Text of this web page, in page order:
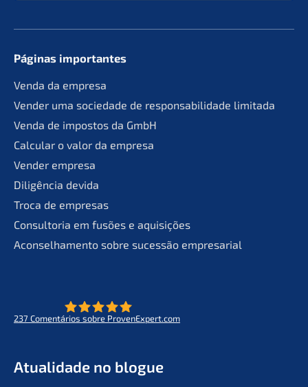
Páginas importan­tes
Venda da empresa
Vender uma socie­da­de de responsa­bil­ida­de limitada
Venda de impos­tos da GmbH
Calcu­lar o valor da empresa
Vender empre­sa
Diligên­cia devida
Troca de empresas
Consult­oria em fusões e aquisições
Aconsel­ha­men­to sobre suces­são empresarial
237 Comen­tá­ri­os sobre ProvenExpert.com
Atual­i­da­de no blogue